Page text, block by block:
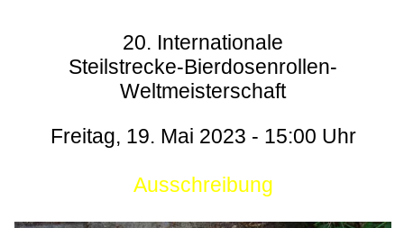
20. Internationale
Steilstrecke-Bierdosenrollen-
Weltmeisterschaft
Freitag, 19. Mai 2023 - 15:00 Uhr
Ausschreibung